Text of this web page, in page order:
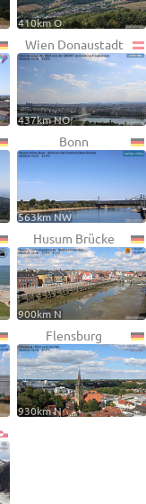
410km O
Wien Donaustadt
437km NO
Bonn
563km NW
Husum Brücke
900km N
Flensburg
930km N